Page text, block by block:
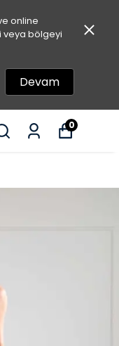
online
veya bölgeyi
Devam
0